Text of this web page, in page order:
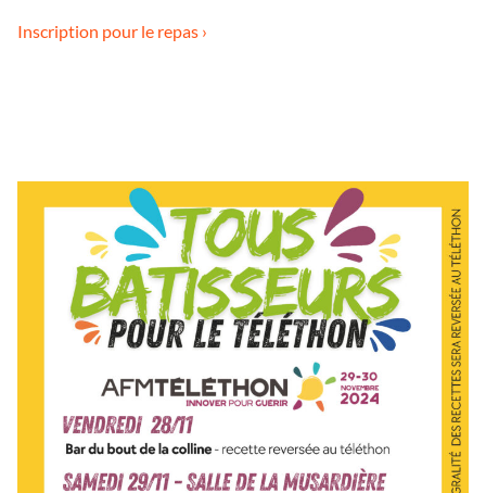
Inscription pour le repas ›